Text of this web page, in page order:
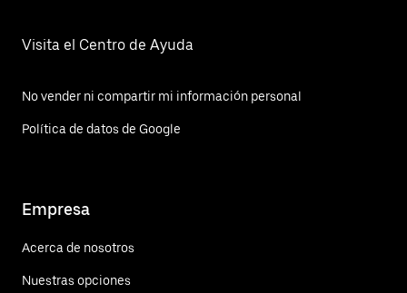
Visita el Centro de Ayuda
No vender ni compartir mi información personal
Política de datos de Google
Empresa
Acerca de nosotros
Nuestras opciones